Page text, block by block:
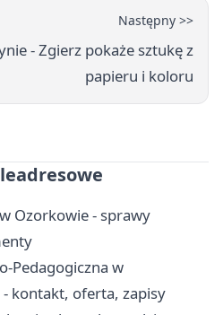
Następny >>
- Zgierz pokaże sztukę z
papieru i koloru
Ozorkowie - sprawy
Pedagogiczna w
kontakt, oferta, zapisy